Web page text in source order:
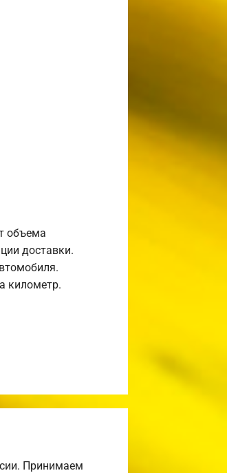
объема
доставки.
километр.
Принимаем